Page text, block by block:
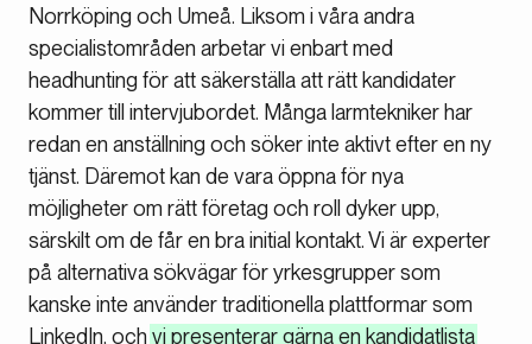
Norrköping och Umeå. Liksom i våra andra
specialistområden arbetar vi enbart med
headhunting för att säkerställa att rätt kandidater
kommer till intervjubordet. Många larmtekniker har
redan en anställning och söker inte aktivt efter en ny
tjänst. Däremot kan de vara öppna för nya
möjligheter om rätt företag och roll dyker upp,
särskilt om de får en bra initial kontakt. Vi är experter
på alternativa sökvägar för yrkesgrupper som
kanske inte använder traditionella plattformar som
LinkedIn, och vi presenterar gärna en kandidatlista